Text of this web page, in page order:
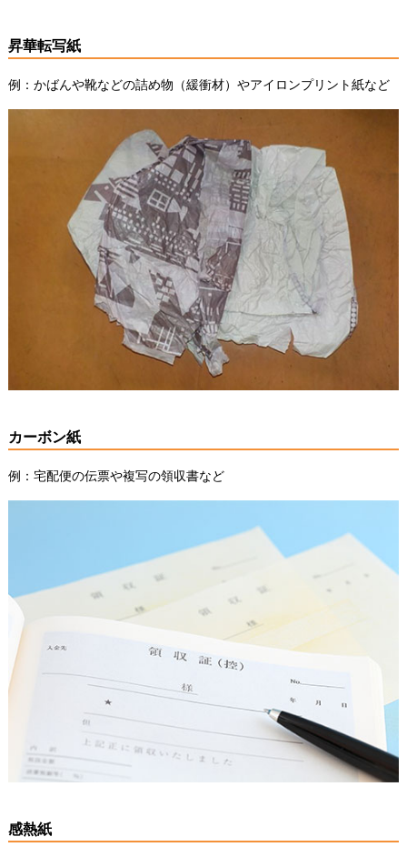
昇華転写紙
例：かばんや靴などの詰め物（緩衝材）やアイロンプリント紙など
カーボン紙
例：宅配便の伝票や複写の領収書など
感熱紙